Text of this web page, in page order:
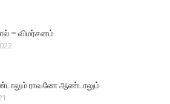
– விமர்சனம்
ராவணே ஆண்டாலும்